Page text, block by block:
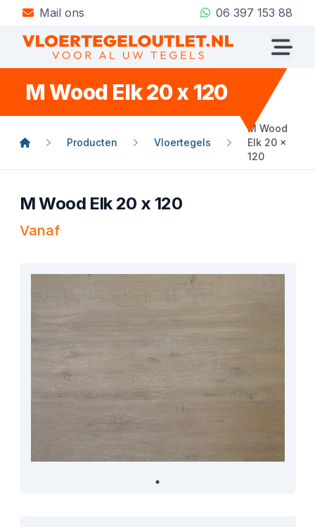
Mail ons 06 397 153 88
M Wood Elk 20 x 120
Producten Vloertegels
M Wood
Elk 20 x
120
M Wood Elk 20 x 120
Vanaf